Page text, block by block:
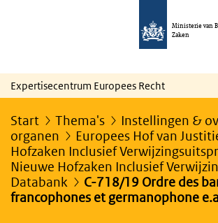
Ministerie van
Zaken
Expertisecentrum Europees Recht
Start Thema's
Instellingen &
organen
Europees Hof van
Hofzaken Inclusief
Nieuwe Hofzaken Inclusief
Databank
C-718/19 Ordre des
francophones et germanophone